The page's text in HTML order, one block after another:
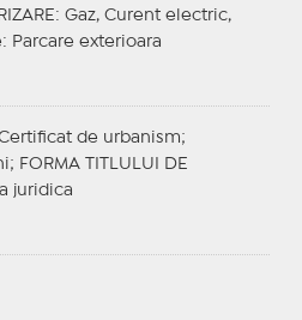
: Gaz, Curent electric,
: Parcare exterioara
de urbanism;
FORMA TITLULUI DE
juridica